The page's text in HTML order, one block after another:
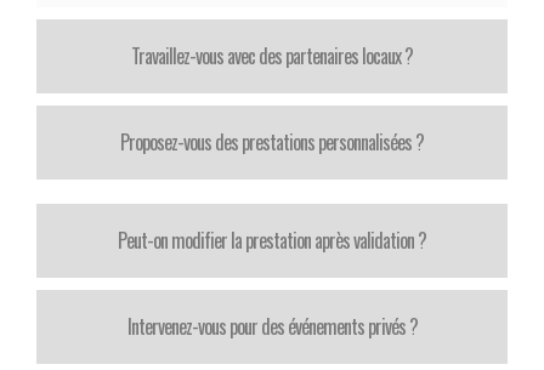
Travaillez-vous avec des partenaires locaux ?
Proposez-vous des prestations personnalisées ?
Peut-on modifier la prestation après validation ?
Intervenez-vous pour des événements privés ?